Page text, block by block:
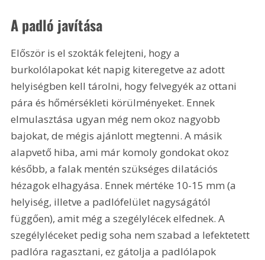
A padló javítása
Először is el szokták felejteni, hogy a
burkolólapokat két napig kiteregetve az adott
helyiségben kell tárolni, hogy felvegyék az ottani
pára és hőmérsékleti körülményeket. Ennek
elmulasztása ugyan még nem okoz nagyobb
bajokat, de mégis ajánlott megtenni. A másik
alapvető hiba, ami már komoly gondokat okoz
később, a falak mentén szükséges dilatációs
hézagok elhagyása. Ennek mértéke 10-15 mm (a
helyiség, illetve a padló­felület nagyságától
függően), amit még a szegélylécek elfednek. A
szegélyléceket pedig soha nem szabad a lefektetett
padlóra ragasztani, ez gátolja a padlólapok